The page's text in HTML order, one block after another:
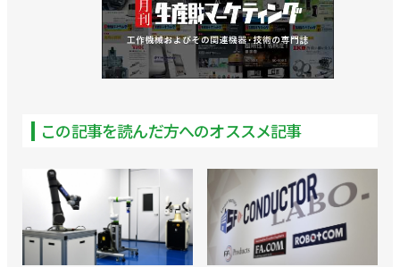
この記事を読んだ方へのオススメ記事